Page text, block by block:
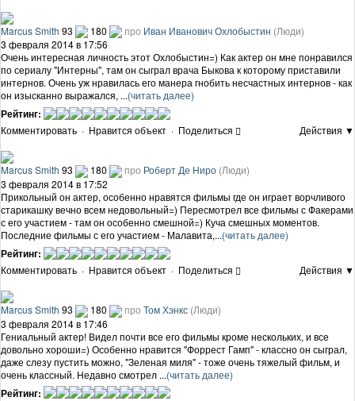
Marcus Smith 93 180 про Иван Иванович Охлобыстин (Люди)
3 февраля 2014 в 17:56
Очень интересная личность этот Охлобыстин=) Как актер он мне понравился
по сериалу "Интерны", там он сыграл врача Быкова к которому приставили
интернов. Очень уж нравилась его манера гнобить несчастных интернов - как
он изысканно выражался, ...(читать далее)
Рейтинг:
Комментировать · Нравится объект · Поделиться Действия ▼
Marcus Smith 93 180 про Роберт Де Ниро (Люди)
3 февраля 2014 в 17:52
Прикольный он актер, особенно нравятся фильмы где он играет ворчливого
старикашку вечно всем недовольный=) Пересмотрел все фильмы с Факерами
с его участием - там он особенно смешной=) Куча смешных моментов.
Последние фильмы с его участием - Малавита,...(читать далее)
Рейтинг:
Комментировать · Нравится объект · Поделиться Действия ▼
Marcus Smith 93 180 про Том Хэнкс (Люди)
3 февраля 2014 в 17:46
Гениальный актер! Видел почти все его фильмы кроме нескольких, и все
довольно хороши=) Особенно нравится "Форрест Гамп" - классно он сыграл,
даже слезу пустить можно, "Зеленая миля" - тоже очень тяжелый фильм, и
очень классный. Недавно смотрел ...(читать далее)
Рейтинг: